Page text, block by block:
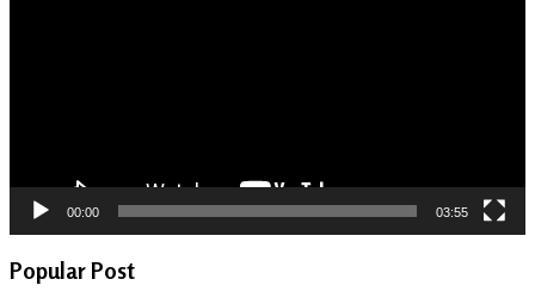
00:00 03:55
Popular Post